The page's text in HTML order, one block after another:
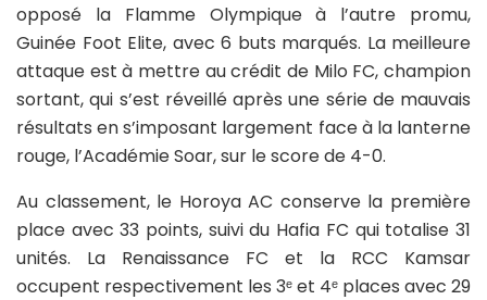
opposé la Flamme Olympique à l’autre promu,
Guinée Foot Elite, avec 6 buts marqués. La meilleure
attaque est à mettre au crédit de Milo FC, champion
sortant, qui s’est réveillé après une série de mauvais
résultats en s’imposant largement face à la lanterne
rouge, l’Académie Soar, sur le score de 4-0.
Au classement, le Horoya AC conserve la première
place avec 33 points, suivi du Hafia FC qui totalise 31
unités. La Renaissance FC et la RCC Kamsar
occupent respectivement les 3ᵉ et 4ᵉ places avec 29